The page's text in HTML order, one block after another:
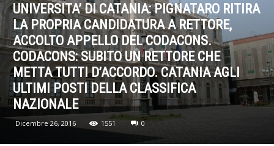
UNIVERSITA’ DI CATANIA: PIGNATARO RITIRA
LA PROPRIA CANDIDATURA A RETTORE,
ACCOLTO APPELLO DEL CODACONS.
CODACONS: SUBITO UN RETTORE CHE
METTA TUTTI D’ACCORDO. CATANIA AGLI
ULTIMI POSTI DELLA CLASSIFICA
NAZIONALE
Dicembre 26, 2016 1551 0